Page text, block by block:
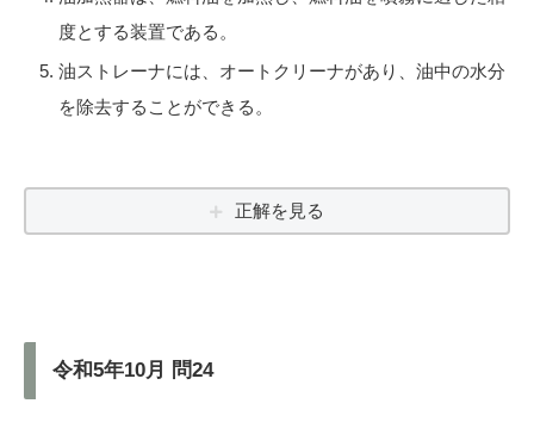
度とする装置である。
油ストレーナには、オートクリーナがあり、油中の水分
を除去することができる。
正解を見る
令和5年10月 問24